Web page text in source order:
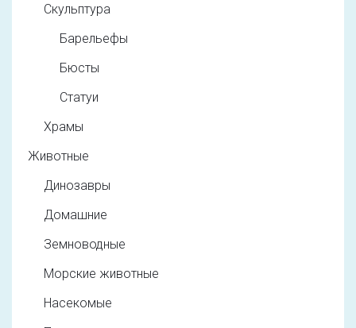
Скульптура
Барельефы
Бюсты
Статуи
Храмы
Животные
Динозавры
Домашние
Земноводные
Морские животные
Насекомые